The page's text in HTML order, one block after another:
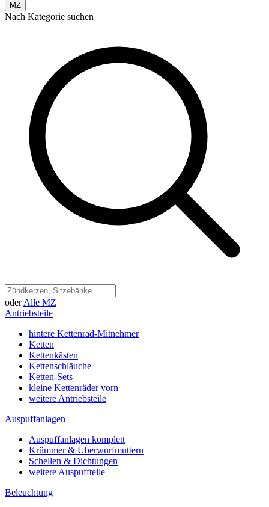
MZ
Nach Kategorie suchen
oder Alle MZ
Antriebsteile
hintere Kettenrad-Mitnehmer
Ketten
Kettenkästen
Kettenschläuche
Ketten-Sets
kleine Kettenräder vorn
weitere Antriebsteile
Auspuffanlagen
Auspuffanlagen komplett
Krümmer & Überwurfmuttern
Schellen & Dichtungen
weitere Auspuffteile
Beleuchtung